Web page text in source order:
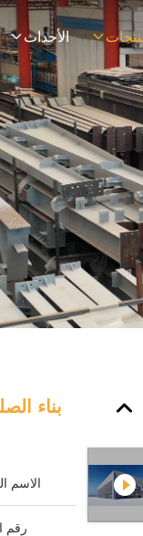
الأحداث
بناء
الاسم
رقم